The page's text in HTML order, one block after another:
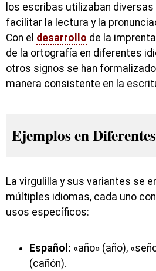
los escribas utilizaban
facilitar la lectura y la
Con el desarrollo de la
de la ortografía en diferentes
otros signos se han
manera consistente en la
Ejemplos en
La virgulilla y sus variantes se
múltiples idiomas, cada uno
usos específicos:
Español: «año» (año),
(cañón).